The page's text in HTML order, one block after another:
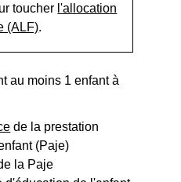
toucher l'allocation
(ALF).
au moins 1 enfant à
de la prestation
(Paje)
la Paje